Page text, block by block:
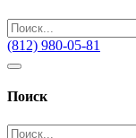
(812) 980-05-81
Поиск